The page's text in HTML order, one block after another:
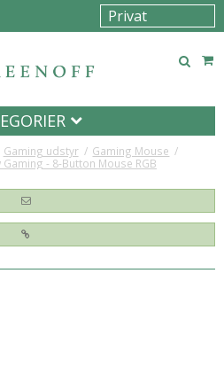
Gaming udstyr / Gaming Mouse /
Gaming - 8-Button Mouse RGB